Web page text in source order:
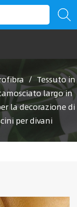
/ Tessuto in
largo in
la decorazione di
per divani